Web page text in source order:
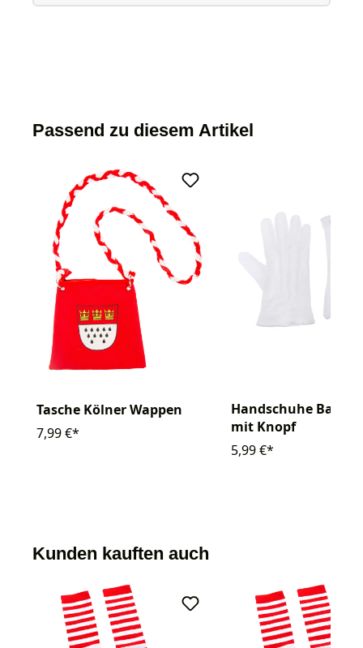
Passend zu diesem Artikel
Tasche Kölner Wappen
7,99 €*
Handschuhe
mit Knopf
5,99 €*
Kunden kauften auch